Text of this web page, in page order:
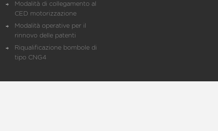
Modalità di collegamento al
CED motorizzazione
Modalità operative per il
rinnovo delle patenti
Riqualificazione bombole di
tipo CNG4